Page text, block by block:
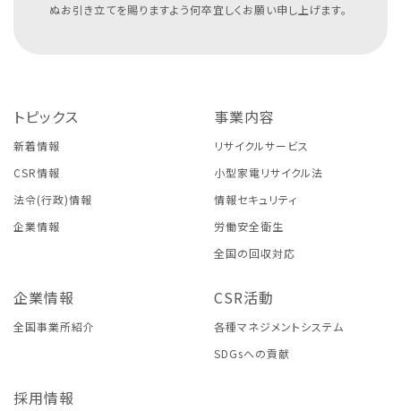
ぬお引き立てを賜りますよう何卒宜しくお願い申し上げます。
トピックス
新着情報
CSR情報
法令(行政)情報
企業情報
事業内容
リサイクルサービス
小型家電リサイクル法
情報セキュリティ
労働安全衛生
全国の回収対応
企業情報
全国事業所紹介
CSR活動
各種マネジメントシステム
SDGsへの貢献
採用情報